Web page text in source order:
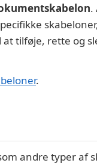
.
at tilføje, rette og
.
andre typer af